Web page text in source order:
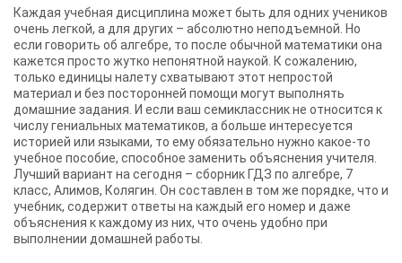
Каждая учебная дисциплина может быть для одних учеников
очень легкой, а для других – абсолютно неподъемной. Но
если говорить об алгебре, то после обычной математики она
кажется просто жутко непонятной наукой. К сожалению,
только единицы налету схватывают этот непростой
материал и без посторонней помощи могут выполнять
домашние задания. И если ваш семиклассник не относится к
числу гениальных математиков, а больше интересуется
историей или языками, то ему обязательно нужно какое-то
учебное пособие, способное заменить объяснения учителя.
Лучший вариант на сегодня – сборник ГДЗ по алгебре, 7
класс, Алимов, Колягин . Он составлен в том же порядке, что и
учебник, содержит ответы на каждый его номер и даже
объяснения к каждому из них, что очень удобно при
выполнении домашней работы.